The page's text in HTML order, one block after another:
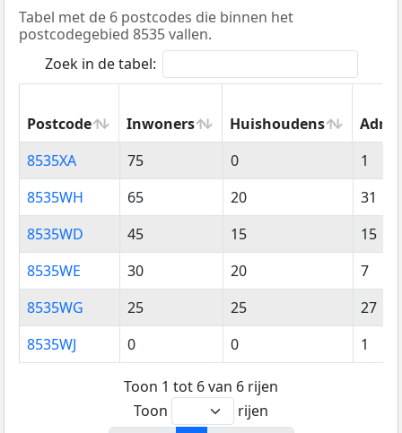
Tabel met de 6 postcodes die binnen het
postcodegebied 8535 vallen.
Zoek in de tabel:
Postcode Inwoners Huishoudens
Postcode
Inwoners Huishoudens
8535XA 75 0
1
8535WH
65 20
31
8535WD
45 15
15
8535WE
30 20
7
8535WG
25 25
27
8535WJ
0 0 1
Toon 1 tot 6 van 6 rijen
Toon
rijen